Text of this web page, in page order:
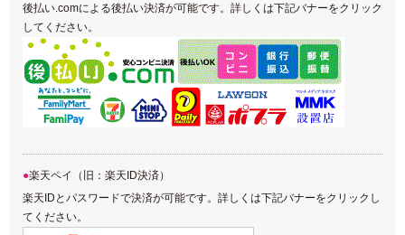
後払い.comによる後払い決済が可能です。詳しくは下記バナーをクリック
してください。
楽天ペイ（旧：楽天ID決済）
楽天IDとパスワードで決済が可能です。詳しくは下記バナーをクリックし
てください。